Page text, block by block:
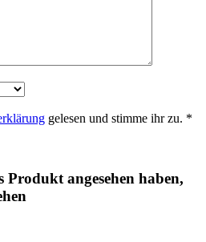
gelesen und stimme ihr zu. *
Produkt angesehen haben,